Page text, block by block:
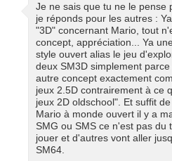
Je ne sais que tu ne le pense
je réponds pour les autres :
"3D" concernant Mario, tout
concept, appréciation... Ya
style ouvert alias le jeu
deux SM3D simplement
autre concept exactement
jeux 2.5D contrairement à ce
jeux 2D oldschool". Et suffit
Mario à monde ouvert il y a
SMG ou SMS ce n'est pas du
jouer et d'autres vont aller
SM64.